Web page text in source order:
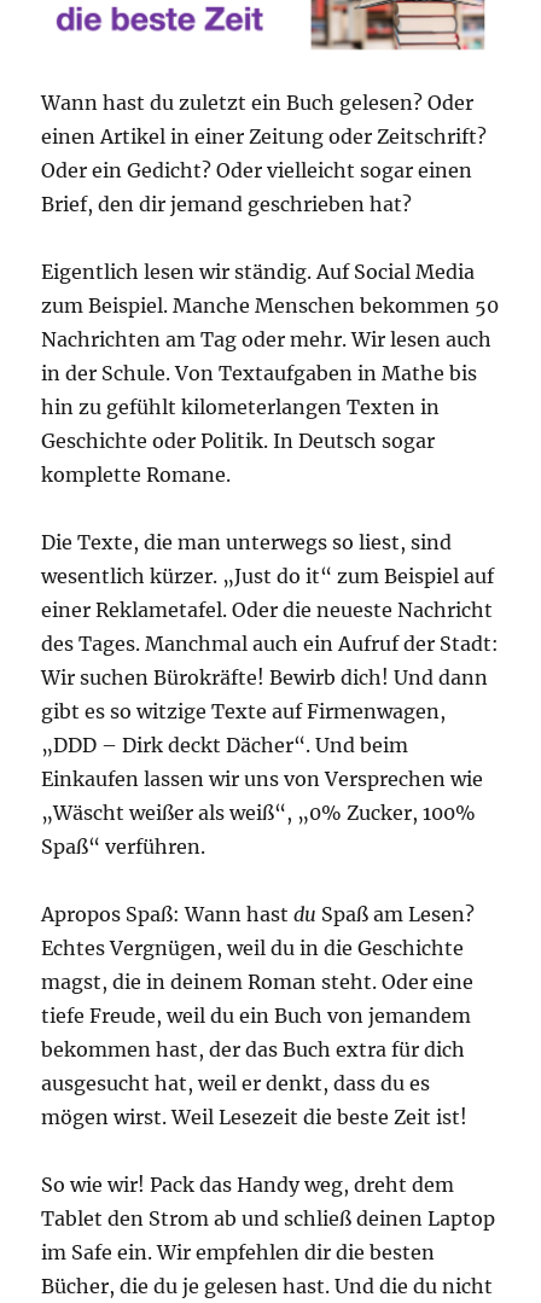
Wann hast du zuletzt ein Buch gelesen? Oder
einen Artikel in einer Zeitung oder Zeitschrift?
Oder ein Gedicht? Oder vielleicht sogar einen
Brief, den dir jemand geschrieben hat?
Eigentlich lesen wir ständig. Auf Social Media
zum Beispiel. Manche Menschen bekommen 50
Nachrichten am Tag oder mehr. Wir lesen auch
in der Schule. Von Textaufgaben in Mathe bis
hin zu gefühlt kilometerlangen Texten in
Geschichte oder Politik. In Deutsch sogar
komplette Romane.
Die Texte, die man unterwegs so liest, sind
wesentlich kürzer. „Just do it“ zum Beispiel auf
einer Reklametafel. Oder die neueste Nachricht
des Tages. Manchmal auch ein Aufruf der Stadt:
Wir suchen Bürokräfte! Bewirb dich! Und dann
gibt es so witzige Texte auf Firmenwagen,
„DDD – Dirk deckt Dächer“. Und beim
Einkaufen lassen wir uns von Versprechen wie
„Wäscht weißer als weiß“, „0% Zucker, 100%
Spaß“ verführen.
Apropos Spaß: Wann hastdu Spaß am Lesen?
Echtes Vergnügen, weil du in die Geschichte
magst, die in deinem Roman steht. Oder eine
tiefe Freude, weil du ein Buch von jemandem
bekommen hast, der das Buch extra für dich
ausgesucht hat, weil er denkt, dass du es
mögen wirst. Weil Lesezeit die beste Zeit ist!
So wie wir! Pack das Handy weg, dreht dem
Tablet den Strom ab und schließ deinen Laptop
im Safe ein. Wir empfehlen dir die besten
Bücher, die du je gelesen hast. Und die du nicht